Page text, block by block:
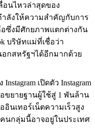
อนไหวล่าสุดของ
ำลังให้ความสำคัญกับการ
ซึ่งมีศักยภาพแตกต่างกัน
บริษัทแม่ที่เชื่อว่า
อกสหรัฐฯได้อีกมากด้วย
เปิดตัว Instagram
อขยายฐานผู้ใช้สู่ 1 พันล้าน
นเทอร์เน็ตความเร็วสูง
นกลุ่มนี้อาจอยู่ในประเทศ